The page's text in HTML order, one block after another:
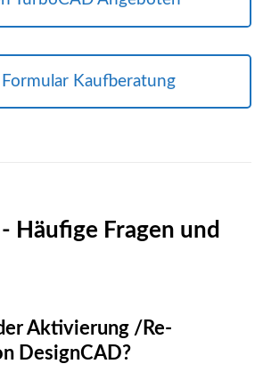
Kaufberatung
Häufige Fragen und
Aktivierung /Re-
DesignCAD?